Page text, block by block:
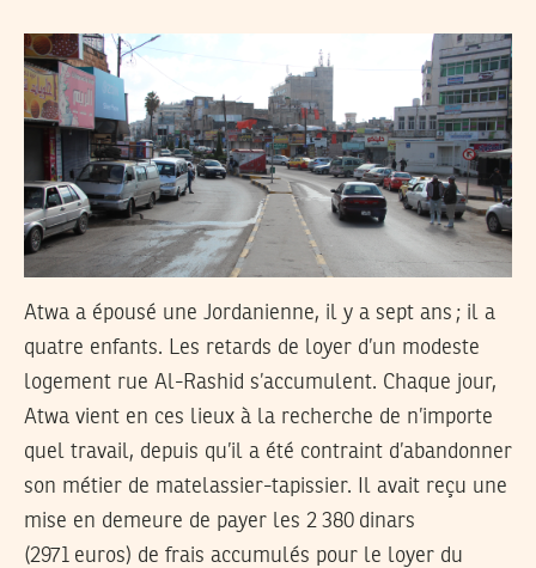
Atwa a épousé une Jordanienne, il y a sept ans ; il a
quatre enfants. Les retards de loyer d’un modeste
logement rue Al-Rashid s’accumulent. Chaque jour,
Atwa vient en ces lieux à la recherche de n’importe
quel travail, depuis qu’il a été contraint d’abandonner
son métier de matelassier-tapissier. Il avait reçu une
mise en demeure de payer les 2 380 dinars
(2971 euros) de frais accumulés pour le loyer du